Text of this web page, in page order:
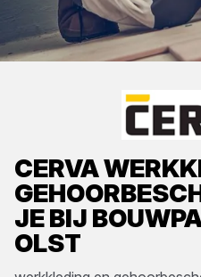
CERVA
JE BIJ
OLST